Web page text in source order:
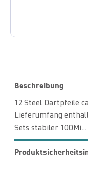
Beschreibung
12 Steel Dartpfeile
Lieferumfang
Sets stabiler 100Mi…